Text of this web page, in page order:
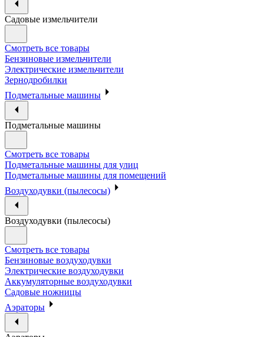
Садовые измельчители
Смотреть все товары
Бензиновые измельчители
Электрические измельчители
Зернодробилки
Подметальные машины
Подметальные машины
Смотреть все товары
Подметальные машины для улиц
Подметальные машины для помещений
Воздуходувки (пылесосы)
Воздуходувки (пылесосы)
Смотреть все товары
Бензиновые воздуходувки
Электрические воздуходувки
Аккумуляторные воздуходувки
Садовые ножницы
Аэраторы